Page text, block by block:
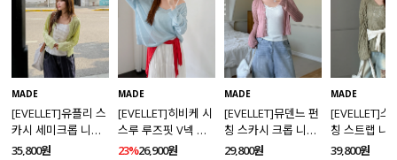
MADE
[EVELLET]유플리 스
카시 세미크롭 니트
가디건
35,800원
MADE
[EVELLET]히비케 시
스루 루즈핏 V넥 니
트
23%26,900원
MADE
[EVELLET]뮤덴느 펀
칭 스카시 크롭 니트
가디건
29,800원
MADE
[EVELLET]스
칭 스트랩 니
39,800원